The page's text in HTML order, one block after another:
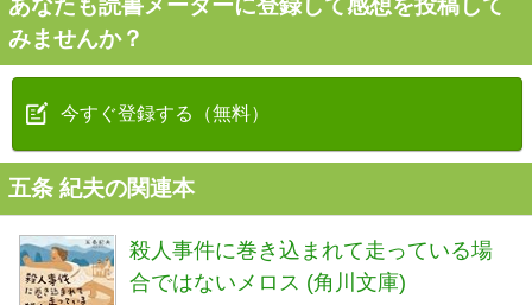
あなたも読書メーターに登録して感想を投稿して
みませんか？
今すぐ登録する（無料）
五条 紀夫の関連本
殺人事件に巻き込まれて走っている場
合ではないメロス (角川文庫)